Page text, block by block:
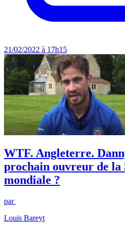
21/02/2022 à 17h15
WTF. Angleterre.
prochain ouvreur de la
mondiale ?
par
Louis Bareyt